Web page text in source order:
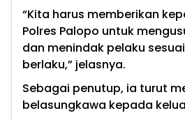
“Kita harus memberikan
Polres Palopo untuk
dan menindak pelaku
berlaku,” jelasnya.
Sebagai penutup, ia turut
belasungkawa kepada